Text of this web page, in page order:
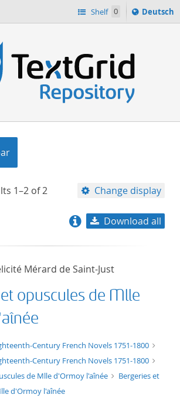
Shelf 0
Sprache
ï¿½ndern
Deutsch
1–2 of2 Change display
title ascending
title descending
format
Download all
Mérard de Saint-Just
opuscules de Mlle
Century French Novels 1751-1800
Century French Novels 1751-1800
de Mlle d'Ormoy l'aînée
Bergeries et
d'Ormoy l'aînée